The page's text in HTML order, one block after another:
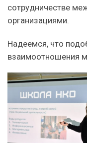
сотрудничестве
организациями.
Надеемся, что
взаимоотношения